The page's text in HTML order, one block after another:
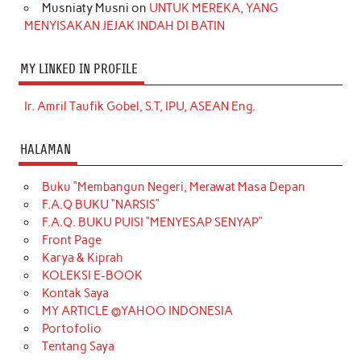
Musniaty Musni on UNTUK MEREKA, YANG
MENYISAKAN JEJAK INDAH DI BATIN
MY LINKED IN PROFILE
Ir. Amril Taufik Gobel, S.T, IPU, ASEAN Eng.
HALAMAN
Buku “Membangun Negeri, Merawat Masa Depan
F.A.Q BUKU “NARSIS”
F.A.Q. BUKU PUISI “MENYESAP SENYAP”
Front Page
Karya & Kiprah
KOLEKSI E-BOOK
Kontak Saya
MY ARTICLE @YAHOO INDONESIA
Portofolio
Tentang Saya